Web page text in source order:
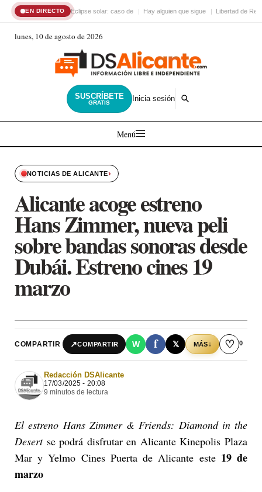
EN DIRECTO Eclipse solar: caso de Hay alguien que sigue Libertad de
lunes, 10 de agosto de 2026
SUSCRÍBETE
GRATIS Inicia sesión
Menú
NOTICIAS DE ALICANTE›
Alicante acoge estreno
Hans Zimmer, nueva peli
sobre bandas sonoras desde
Dubái. Estreno cines 19
marzo
COMPARTIR ↗COMPARTIR W f 𝕏 MÁS↓ ♡ 0
Redacción DSAlicante
17/03/2025 - 20:08
9 minutos de lectura
El estreno Hans Zimmer & Friends: Diamond in the
Desertse podrá disfrutar en Alicante Kinepolis Plaza
Mar y Yelmo Cines Puerta de Alicante este 19 de
marzo